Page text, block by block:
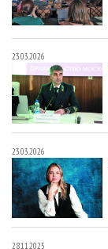
23.03.2026
23.03.2026
28.11.2025